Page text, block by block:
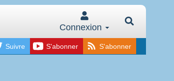
Connexion
Suivre S'abonner S'abonner